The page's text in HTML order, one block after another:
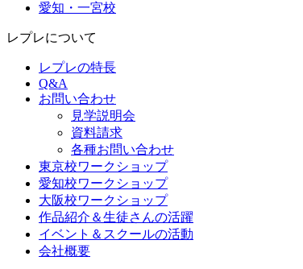
愛知・一宮校
レプレについて
レプレの特長
Q&A
お問い合わせ
見学説明会
資料請求
各種お問い合わせ
東京校ワークショップ
愛知校ワークショップ
大阪校ワークショップ
作品紹介＆生徒さんの活躍
イベント＆スクールの活動
会社概要